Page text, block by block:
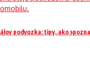
podvozka: tipy, ako